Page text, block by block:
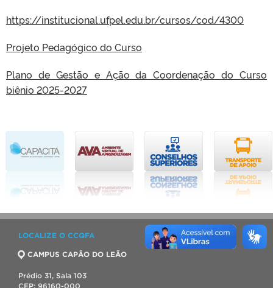
https://institucional.ufpel.edu.br/cursos/cod/4300
Projeto Pedagógico do Curso
Plano de Gestão e Ação da Coordenação do Curso
biênio 2025-2027
LOCALIZE O CCQFA
CAMPUS CAPÃO DO LEÃO
Prédio 31, Sala 103
CEP: 96160-000